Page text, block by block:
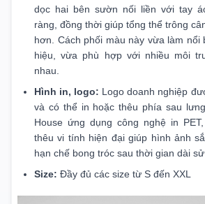
dọc hai bên sườn nối liền với tay
ràng, đồng thời giúp tổng thể trông
hơn. Cách phối màu này vừa làm nổi
hiệu, vừa phù hợp với nhiều môi
nhau.
Hình in, logo: Logo doanh nghiệp
và có thể in hoặc thêu phía sau
House ứng dụng công nghệ in
thêu vi tính hiện đại giúp hình ảnh
hạn chế bong tróc sau thời gian dài sử
Size: Đầy đủ các size từ S đến XXL